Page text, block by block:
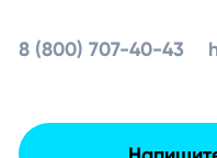
8 (800) 707-40-43